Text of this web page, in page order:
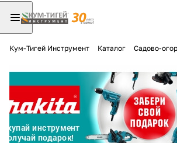
Кум-Тигей Инструмент Каталог Садово-
Разбейте
оплатуна части
без переплат